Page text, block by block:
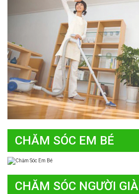
CHĂM SÓC EM BÉ
CHĂM SÓC NGƯỜI GIÀ